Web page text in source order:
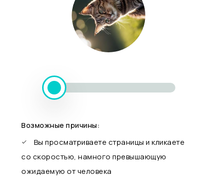
Возможные причины:
Вы просматриваете страницы и кликаете
со скоростью, намного превышающую
ожидаемую от человека